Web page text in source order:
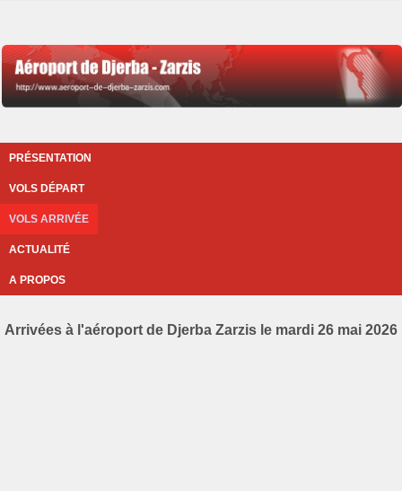
PRÉSENTATION
VOLS DÉPART
VOLS ARRIVÉE
ACTUALITÉ
A PROPOS
Arrivées à l'aéroport de Djerba Zarzis le mardi 26 mai 2026